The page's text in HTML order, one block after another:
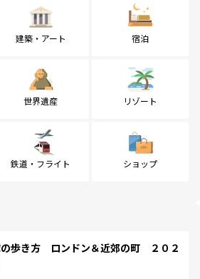
建築・アート 宿泊
世界遺産 リゾート
鉄道・フライト ショップ
歩き方 ロンドン＆近郊の町 ２０２